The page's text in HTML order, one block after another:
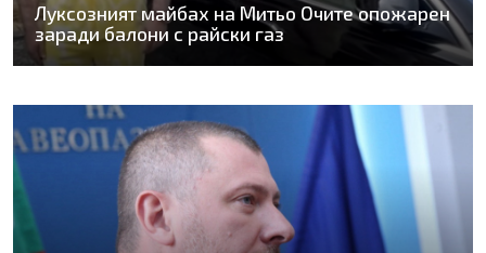
Луксозният майбах на Митьо Очите опожарен
заради балони с райски газ